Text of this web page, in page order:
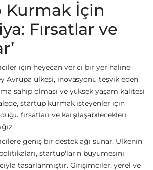
Kurmak İçin
Fırsatlar ve
için heyecan verici bir yer haline
Avrupa ülkesi, inovasyonu teşvik eden
sahip olması ve yüksek yaşam kalitesi
startup kurmak isteyenler için
fırsatları ve karşılaşabilecekleri
geniş bir destek ağı sunar. Ülkenin
startup'ların büyümesini
tasarlanmıştır. Girişimciler, yerel ve